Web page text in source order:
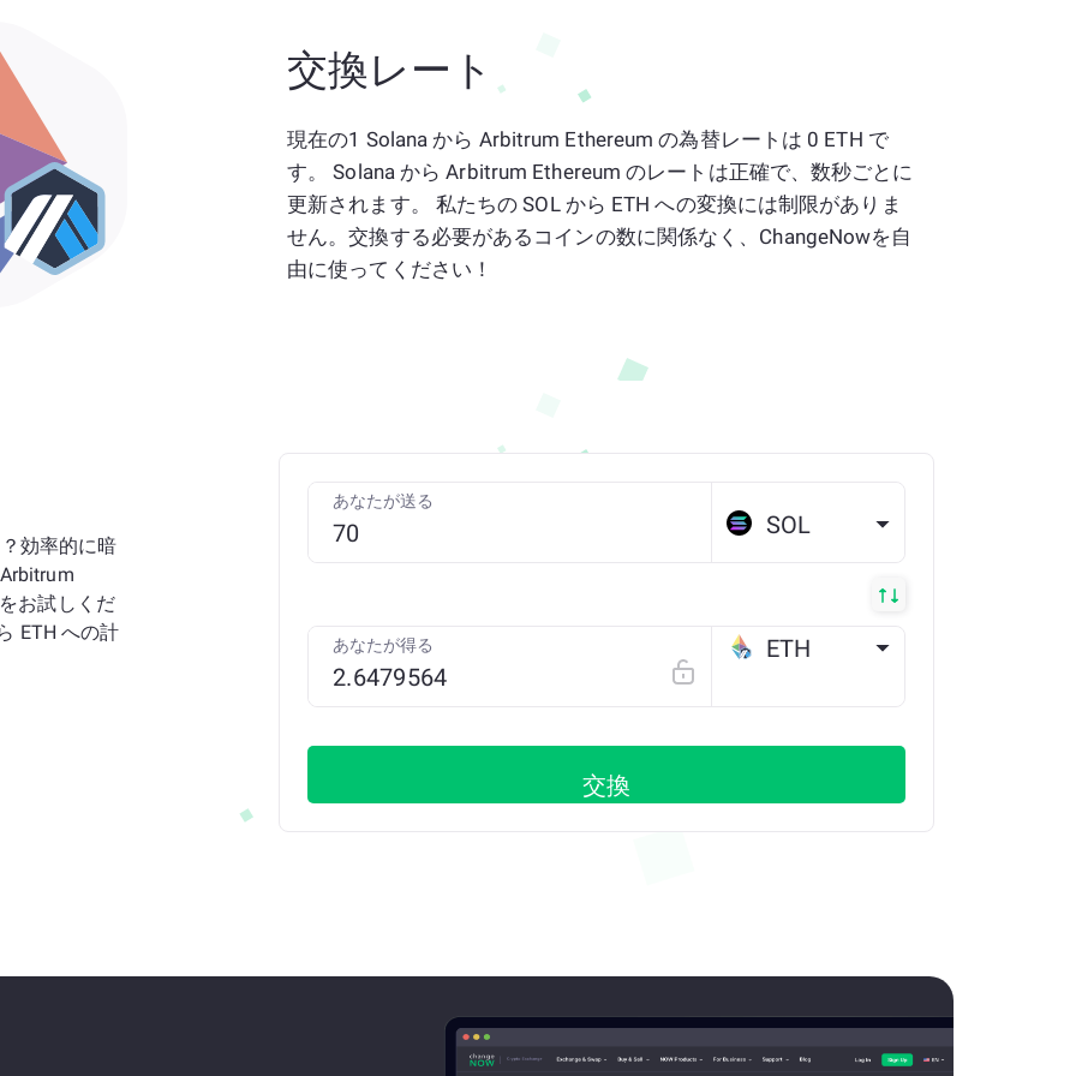
交換レート
現在の1 Solana から Arbitrum Ethereum の為替レートは 0 ETH で
す。 Solana から Arbitrum Ethereum のレートは正確で、数秒ごとに
更新されます。 私たちの SOL から ETH への変換には制限がありま
せん。交換する必要があるコインの数に関係なく、ChangeNowを自
由に使ってください！
効率的に暗
お試しくだ
ETH への計
あなたが送る
SOL
あなたが得る ETH
交換